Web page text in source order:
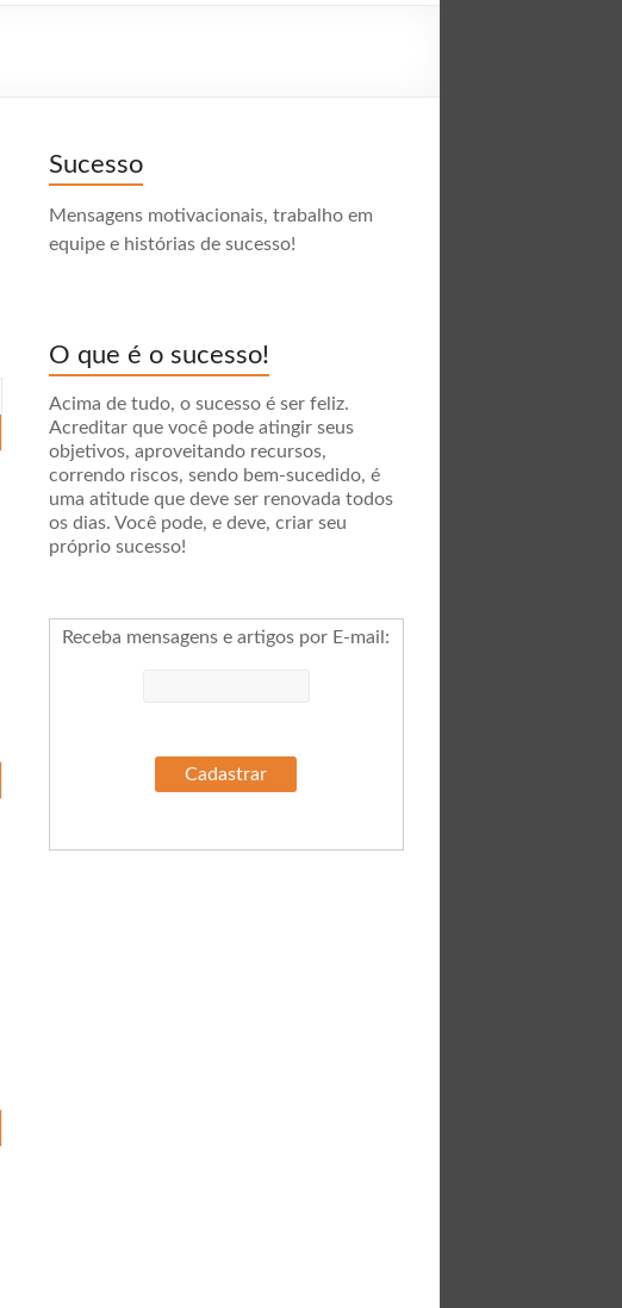
Sucesso
Mensagens motivacionais, trabalho em
equipe e histórias de sucesso!
O que é o sucesso!
Acima de tudo, o sucesso é ser feliz.
Acreditar que você pode atingir seus
objetivos, aproveitando recursos,
correndo riscos, sendo bem-sucedido, é
uma atitude que deve ser renovada todos
os dias. Você pode, e deve, criar seu
próprio sucesso!
Receba mensagens e artigos por E-mail :